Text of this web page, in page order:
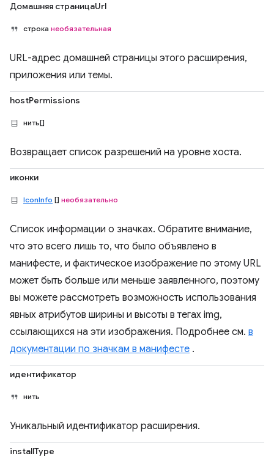
Домашняя страницаUrl
строка необязательная
URL-адрес домашней страницы этого расширения,
приложения или темы.
hostPermissions
нить[]
Возвращает список разрешений на уровне хоста.
иконки
IconInfo [] необязательно
Список информации о значках. Обратите внимание,
что это всего лишь то, что было объявлено в
манифесте, и фактическое изображение по этому URL
может быть больше или меньше заявленного, поэтому
вы можете рассмотреть возможность использования
явных атрибутов ширины и высоты в тегах img,
ссылающихся на эти изображения. Подробнее см. в
документации по значкам в манифесте .
идентификатор
нить
Уникальный идентификатор расширения.
installType